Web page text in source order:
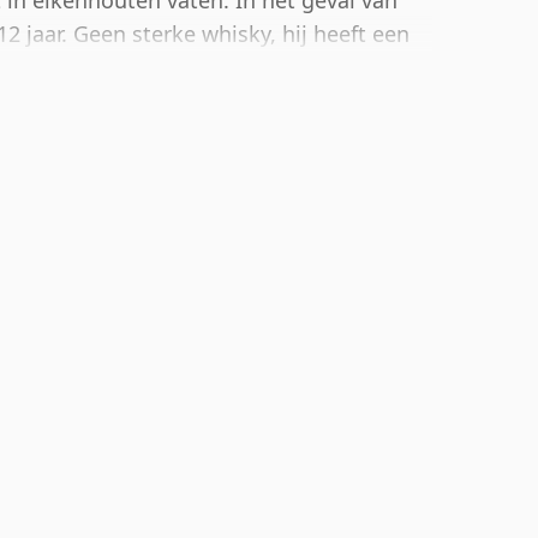
jaar. Geen sterke whisky, hij heeft een
in een normale maat van 75cl.